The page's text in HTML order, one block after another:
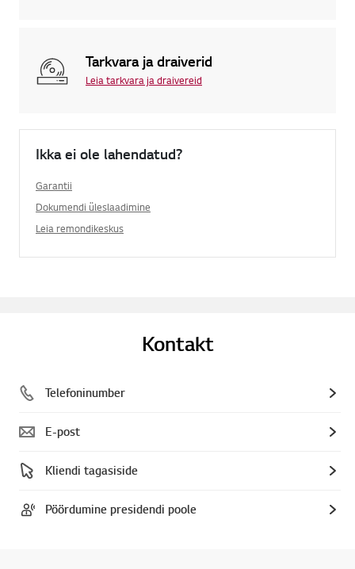
Tarkvara ja draiverid
Leia tarkvara ja draivereid
Ikka ei ole lahendatud?
Garantii
Dokumendi üleslaadimine
Leia remondikeskus
Kontakt
Telefoninumber
E-post
Kliendi tagasiside
Pöördumine presidendi poole